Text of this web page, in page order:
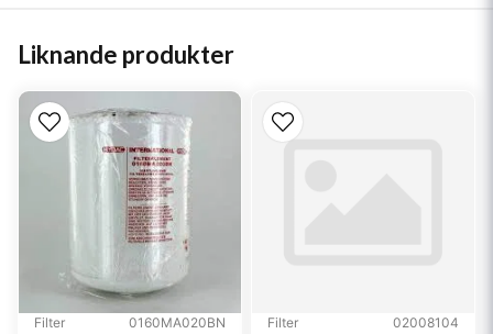
Liknande produkter
Filter 0160MA020BN Filter 02008104